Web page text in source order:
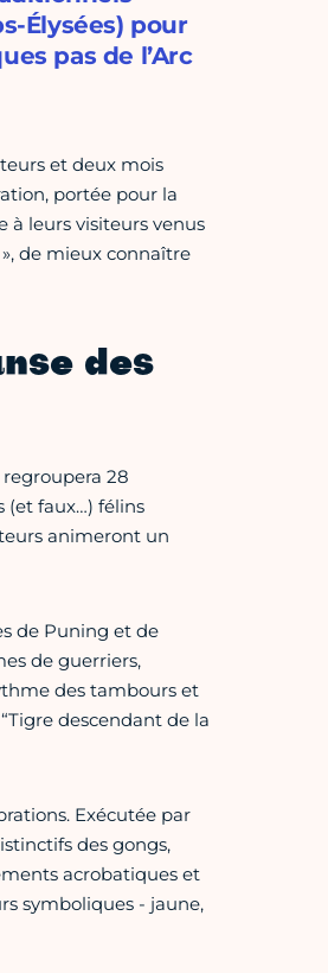
Élysées) pour
pas de l’Arc
et deux mois
portée pour la
à leurs visiteurs venus
de mieux connaître
des
28
(et faux…) félins
animeront un
de Puning et de
de guerriers,
des tambours et
descendant de la
Exécutée par
des gongs,
acrobatiques et
symboliques - jaune,